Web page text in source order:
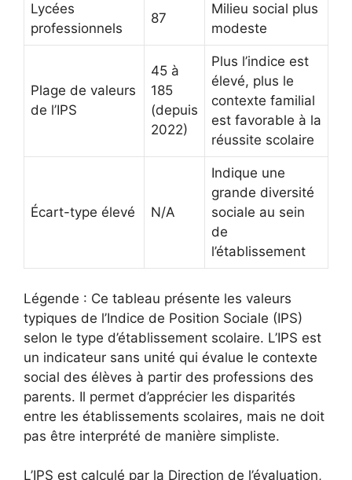
Lycées
professionnels
87
Milieu social plus
modeste
Plage de valeurs
de l’IPS
45 à
185
(depuis
2022)
Plus l’indice est
élevé, plus le
contexte familial
est favorable à la
réussite scolaire
Écart-type élevé N/A
Indique une
grande diversité
sociale au sein
de
l’établissement
Légende : Ce tableau présente les valeurs
typiques de l’Indice de Position Sociale (IPS)
selon le type d’établissement scolaire. L’IPS est
un indicateur sans unité qui évalue le contexte
social des élèves à partir des professions des
parents. Il permet d’apprécier les disparités
entre les établissements scolaires, mais ne doit
pas être interprété de manière simpliste.
L’IPS est calculé par la Direction de l’évaluation,